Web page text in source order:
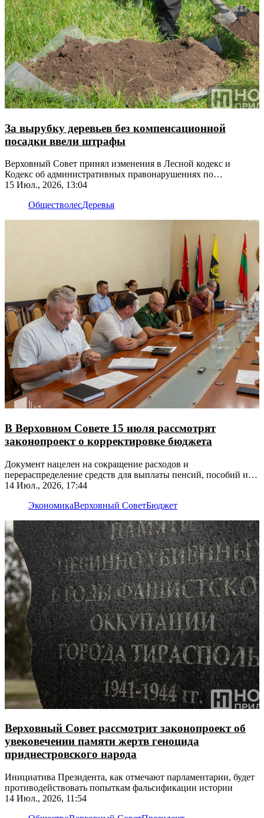
За вырубку деревьев без компенсационной
посадки ввели штрафы
Верховный Совет принял изменения в Лесной кодекс и
Кодекс об административных правонарушениях по
инициативе Прокурора ПМР
15 Июл., 2026, 13:04
ОбществолесДеревья
В Верховном Совете 15 июля рассмотрят
законопроект о корректировке бюджета
Документ нацелен на сокращение расходов и
перераспределение средств для выплаты пенсий, пособий и
зарплат бюджетникам
14 Июл., 2026, 17:44
ЭкономикаВерховный СоветБюджет
Верховный Совет рассмотрит законопроект об
увековечении памяти жертв геноцида
приднестровского народа
Инициатива Президента, как отмечают парламентарии, будет
противодействовать попыткам фальсификации истории
14 Июл., 2026, 11:54